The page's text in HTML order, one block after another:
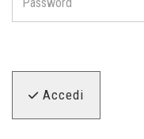
Accedi